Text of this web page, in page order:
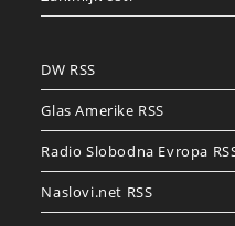
DW RSS
Glas Amerike RSS
Radio Slobodna Evropa
Naslovi.net RSS